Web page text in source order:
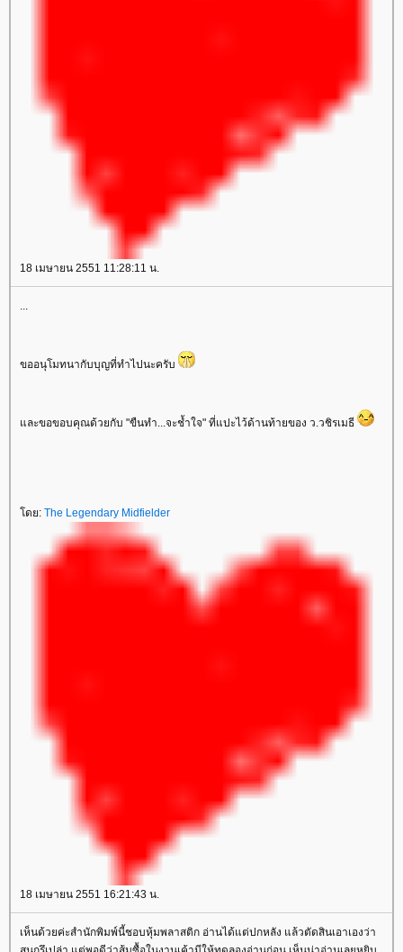
18 เมษายน 2551 11:28:11 น.
ขออนุโมทนากับบุญที่ทำไปนะครับ
ละขอขอบคุณด้วยกับ "ขืนทำ...จะช้ำใจ" ที่แปะไว้ด้านท้ายของ ว.วชิรเมธี
ดย: The Legendary Midfielder
18 เมษายน 2551 16:21:43 น.
เห็นด้วยค่ะสำนักพิมพ์นี้ชอบหุ้มพลาสติก อ่านได้แต่ปกหลัง แล้วตัดสินเอาเองว่า